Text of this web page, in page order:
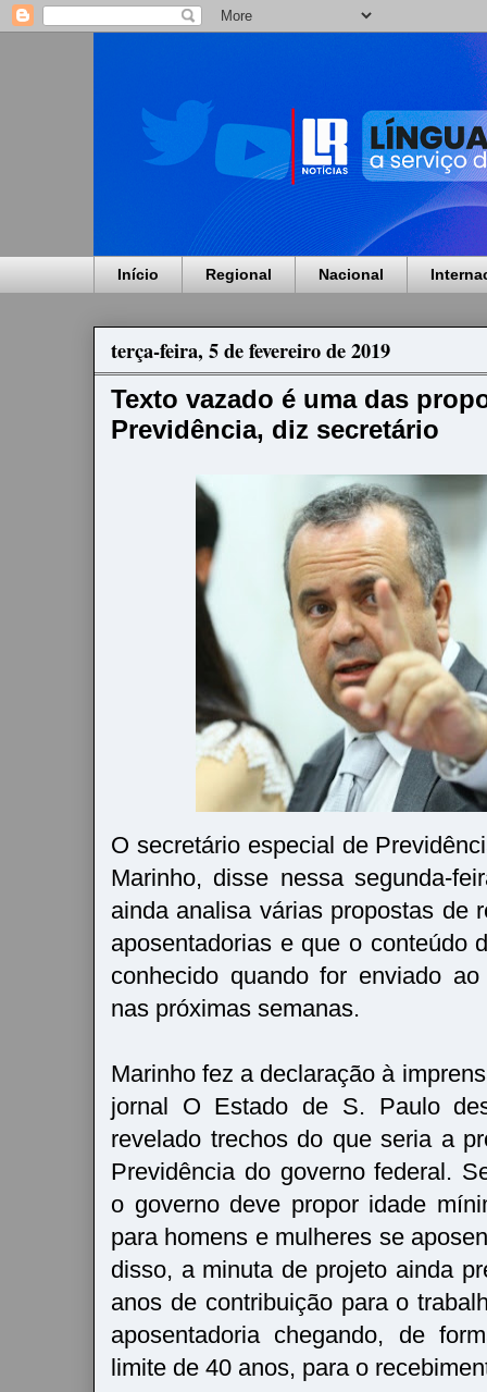
Início Regional Nacional
terça-feira, 5 de fevereiro de 2019
Texto vazado é uma das
Previdência, diz secretário
O secretário especial de
Marinho, disse nessa segunda-
ainda analisa várias propostas de
aposentadorias e que o conteúdo
conhecido quando for enviado
nas próximas semanas.
Marinho fez a declaração à
jornal O Estado de S. Paulo
revelado trechos do que seria a
Previdência do governo federal.
o governo deve propor idade
para homens e mulheres se
disso, a minuta de projeto ainda
anos de contribuição para o
aposentadoria chegando, de
limite de 40 anos, para o